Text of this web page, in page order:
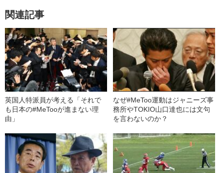
関連記事
英国人特派員が考える「それで
も日本の#MeTooが進まない理
由」
なぜ#MeToo運動はジャニーズ事
務所やTOKIO山口達也には文句
を言わないのか？